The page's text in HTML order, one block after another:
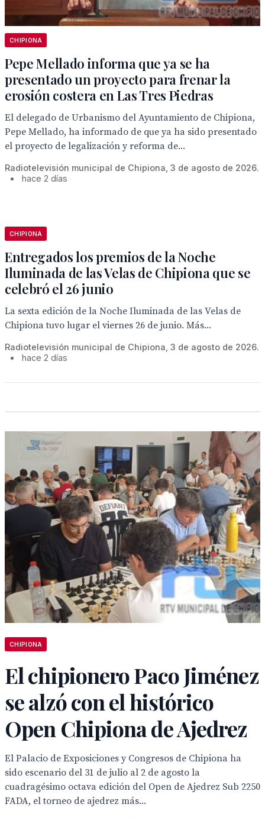
CHIPIONA
Pepe Mellado informa que ya se ha
presentado un proyecto para frenar la
erosión costera en Las Tres Piedras
El delegado de Urbanismo del Ayuntamiento de Chipiona,
Pepe Mellado, ha informado de que ya ha sido presentado
el proyecto de legalización y reforma de...
Radiotelevisión municipal de Chipiona, 3 de agosto de 2026.
•
hace 2 días
CHIPIONA
Entregados los premios de la Noche
Iluminada de las Velas de Chipiona que se
celebró el 26 junio
La sexta edición de la Noche Iluminada de las Velas de
Chipiona tuvo lugar el viernes 26 de junio. Más...
Radiotelevisión municipal de Chipiona, 3 de agosto de 2026.
•
hace 2 días
CHIPIONA
El chipionero Paco Jiménez
se alzó con el histórico
Open Chipiona de Ajedrez
El Palacio de Exposiciones y Congresos de Chipiona ha
sido escenario del 31 de julio al 2 de agosto la
cuadragésimo octava edición del Open de Ajedrez Sub 2250
FADA, el torneo de ajedrez más...